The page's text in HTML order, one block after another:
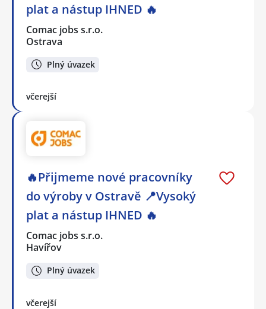
plat a nástup IHNED 🔥
Comac jobs s.r.o.
Ostrava
Plný úvazek
včerejší
🔥Přijmeme nové pracovníky
do výroby v Ostravě 📍Vysoký
plat a nástup IHNED 🔥
Comac jobs s.r.o.
Havířov
Plný úvazek
včerejší